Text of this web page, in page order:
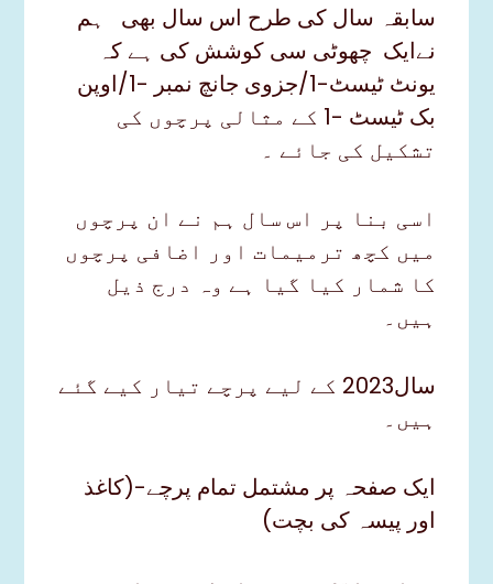
سابقہ سال کی طرح اس سال بھی ہم
نےایک چھوٹی سی کوشش کی ہے کہ
یونٹ ٹیسٹ-1/جزوی جانچ نمبر -1/اوپن
بک ٹیسٹ -1 کے مثالی پرچوں کی
تشکیل کی جائے ۔
اسی بنا پر اس سال ہم نے ان پرچوں
میں کچھ ترمیمات اور اضافی پرچوں
کا شمار کیا گیا ہے وہ درج ذیل
ہیں۔
سال2023 کے لیے پرچے تیار کیے گئے
ہیں۔
ایک صفحہ پر مشتمل تمام پرچے-(کاغذ
اور پیسہ کی بچت)